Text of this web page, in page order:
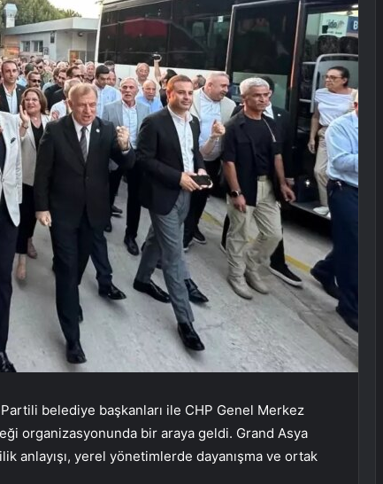
belediye başkanları ile CHP Genel Merkez
organizasyonunda bir araya geldi. Grand Asya
anlayışı, yerel yönetimlerde dayanışma ve ortak